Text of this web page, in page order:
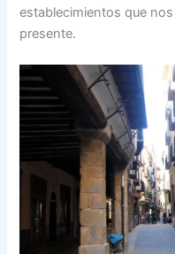
establecimientos que
presente.